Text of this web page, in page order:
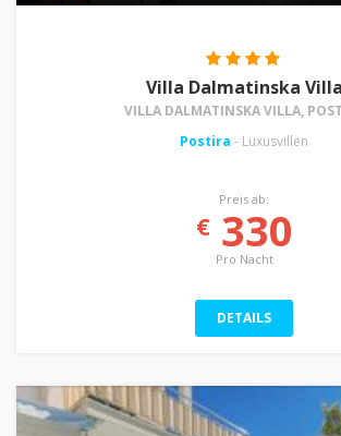
Villa Dalmatinska Villa
VILLA DALMATINSKA VILLA,
Postira - Luxusvillen
Preis ab:
€330
Pro Nacht
DETAILS